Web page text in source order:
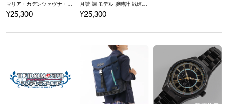
¥25,300
月読 調 モデル 腕時計 戦姫絶唱シンフォギアＸＶ
¥25,300